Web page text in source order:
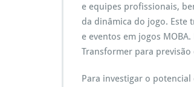
e equipes profissionais,
da dinâmica do jogo. Este
e eventos em jogos
Transformer para
Para investigar o